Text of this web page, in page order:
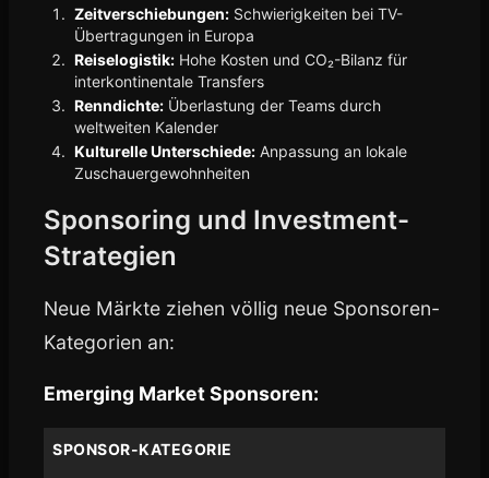
Zeitverschiebungen: Schwierigkeiten bei TV-
Übertragungen in Europa
Reiselogistik: Hohe Kosten und CO₂-Bilanz für
interkontinentale Transfers
Renndichte: Überlastung der Teams durch
weltweiten Kalender
Kulturelle Unterschiede: Anpassung an lokale
Zuschauergewohnheiten
Sponsoring und Investment-
Strategien
Neue Märkte ziehen völlig neue Sponsoren-
Kategorien an:
Emerging Market Sponsoren:
SPONSOR-KATEGORIE